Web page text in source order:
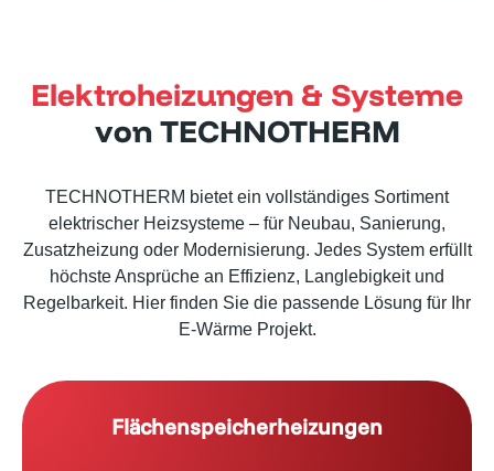
Elektroheizungen & Systeme
von TECHNOTHERM
TECHNOTHERM bietet ein vollständiges Sortiment
elektrischer Heizsysteme – für Neubau, Sanierung,
Zusatzheizung oder Modernisierung. Jedes System erfüllt
höchste Ansprüche an Effizienz, Langlebigkeit und
Regelbarkeit. Hier finden Sie die passende Lösung für Ihr
E-Wärme Projekt.
Flächenspeicherheizungen